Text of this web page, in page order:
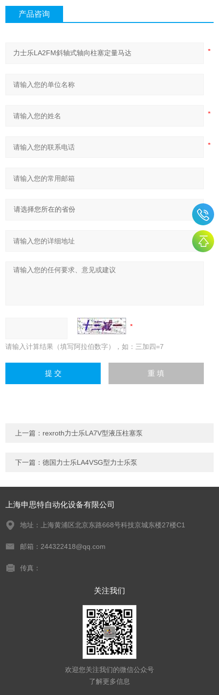
产品咨询
请输入计算结果（填写阿拉伯数字），如：三加四=7
上一篇： rexroth力士乐LA7V型液压柱塞泵
下一篇：德国力士乐LA4VSG型力士乐泵
上海申思特自动化设备有限公司
地址：上海黄浦区北京东路668号科技京城东楼27楼C1
邮箱：244322418@qq.com
传真：
关注我们
欢迎您关注我们的微信公众号
了解更多信息